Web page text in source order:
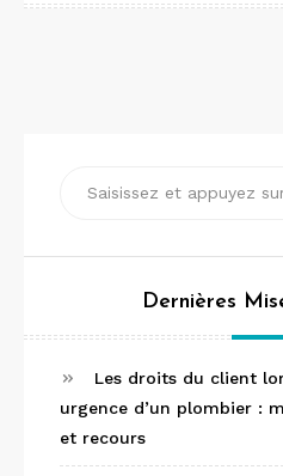
Dernières
Les droits du client
urgence d’un plombier :
et recours